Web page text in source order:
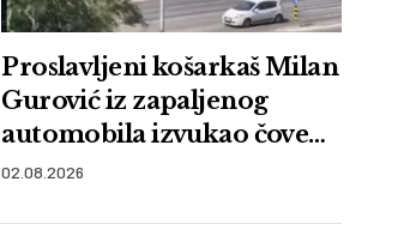
Proslavljeni košarkaš Milan
Gurović iz zapaljenog
automobila izvukao čoveka
i sprečio tragediju
02.08.2026